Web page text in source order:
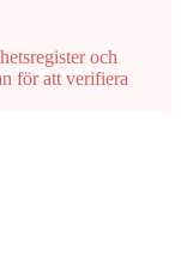
och
för att verifiera